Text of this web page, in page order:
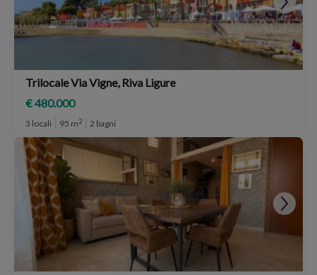
Trilocale Via Vigne, Riva Ligure
€ 480.000
3 locali 95 m2 2 bagni